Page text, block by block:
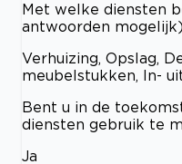
Met welke diensten
antwoorden mogelijk)
Verhuizing, Opslag,
meubelstukken, In-
Bent u in de
diensten gebruik te
Ja